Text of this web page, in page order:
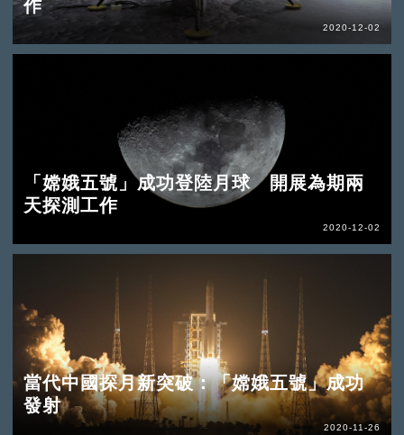
作
2020-12-02
「嫦娥五號」成功登陸月球 開展為期兩
天探測工作
2020-12-02
當代中國探月新突破：「嫦娥五號」成功
發射
2020-11-26